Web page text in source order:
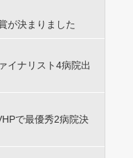
が決まりました
イナリスト4病院出
で最優秀2病院決